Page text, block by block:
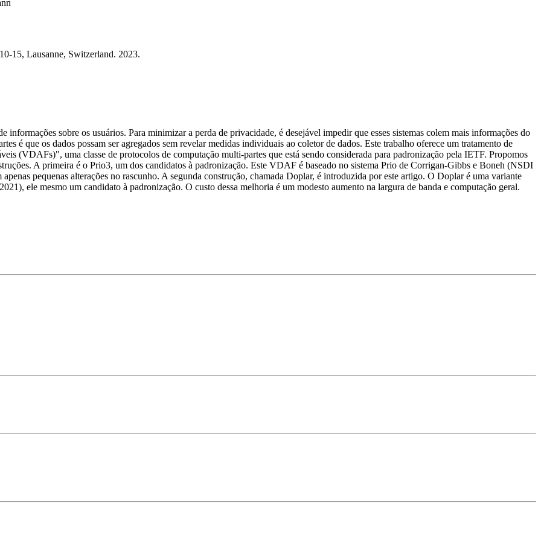
15, Lausanne, Switzerland. 2023.
informações sobre os usuários. Para minimizar a perda de privacidade, é desejável impedir que esses sistemas colem mais informações do
é que os dados possam ser agregados sem revelar medidas individuais ao coletor de dados. Este trabalho oferece um tratamento de
(VDAFs)", uma classe de protocolos de computação multi-partes que está sendo considerada para padronização pela IETF. Propomos
A primeira é o Prio3, um dos candidatos à padronização. Este VDAF é baseado no sistema Prio de Corrigan-Gibbs e Boneh (NSDI
pequenas alterações no rascunho. A segunda construção, chamada Doplar, é introduzida por este artigo. O Doplar é uma variante
ele mesmo um candidato à padronização. O custo dessa melhoria é um modesto aumento na largura de banda e computação geral.